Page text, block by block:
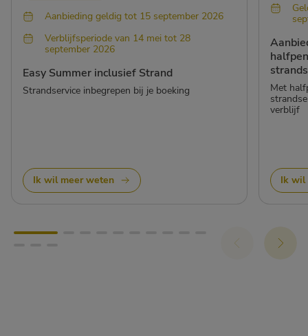
Aanbieding geldig tot 15 september 2026
Verblijfsperiode van 14 mei tot 28
september 2026
Easy Summer inclusief Strand
Strandservice inbegrepen bij je boeking
Ik wil meer weten
Met
verblijf
Ik wil